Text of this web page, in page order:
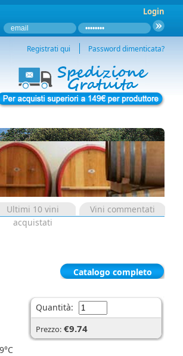
Login
Password dimenticata?
Registrati qui
Ultimi 10 vini
acquistati
Vini commentati
Catalogo completo
Quantità:
Prezzo: €9.74